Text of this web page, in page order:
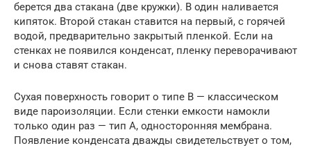
берется два стакана (две кружки). В один наливается
кипяток. Второй стакан ставится на первый, с горячей
водой, предварительно закрытый пленкой. Если на
стенках не появился конденсат, пленку переворачивают
и снова ставят стакан.
Сухая поверхность говорит о типе В — классическом
виде пароизоляции. Если стенки емкости намокли
только один раз — тип А, односторонняя мембрана.
Появление конденсата дважды свидетельствует о том,